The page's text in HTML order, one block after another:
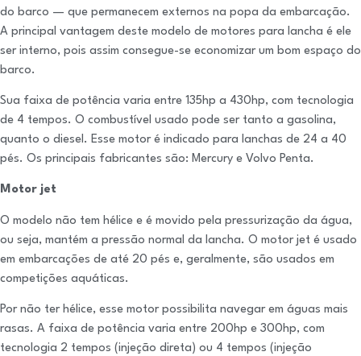
do barco — que permanecem externos na popa da embarcação.
A principal vantagem deste modelo de motores para lancha é ele
ser interno, pois assim consegue-se economizar um bom espaço do
barco.
Sua faixa de potência varia entre 135hp a 430hp, com tecnologia
de 4 tempos. O combustível usado pode ser tanto a gasolina,
quanto o diesel. Esse motor é indicado para lanchas de 24 a 40
pés. Os principais fabricantes são: Mercury e Volvo Penta.
Motor jet
O modelo não tem hélice e é movido pela pressurização da água,
ou seja, mantém a pressão normal da lancha. O motor jet é usado
em embarcações de até 20 pés e, geralmente, são usados em
competições aquáticas.
Por não ter hélice, esse motor possibilita navegar em águas mais
rasas. A faixa de potência varia entre 200hp e 300hp, com
tecnologia 2 tempos (injeção direta) ou 4 tempos (injeção